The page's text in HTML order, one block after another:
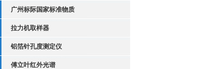
广州标际国家标准物质
拉力机取样器
铝箔针孔度测定仪
傅立叶红外光谱